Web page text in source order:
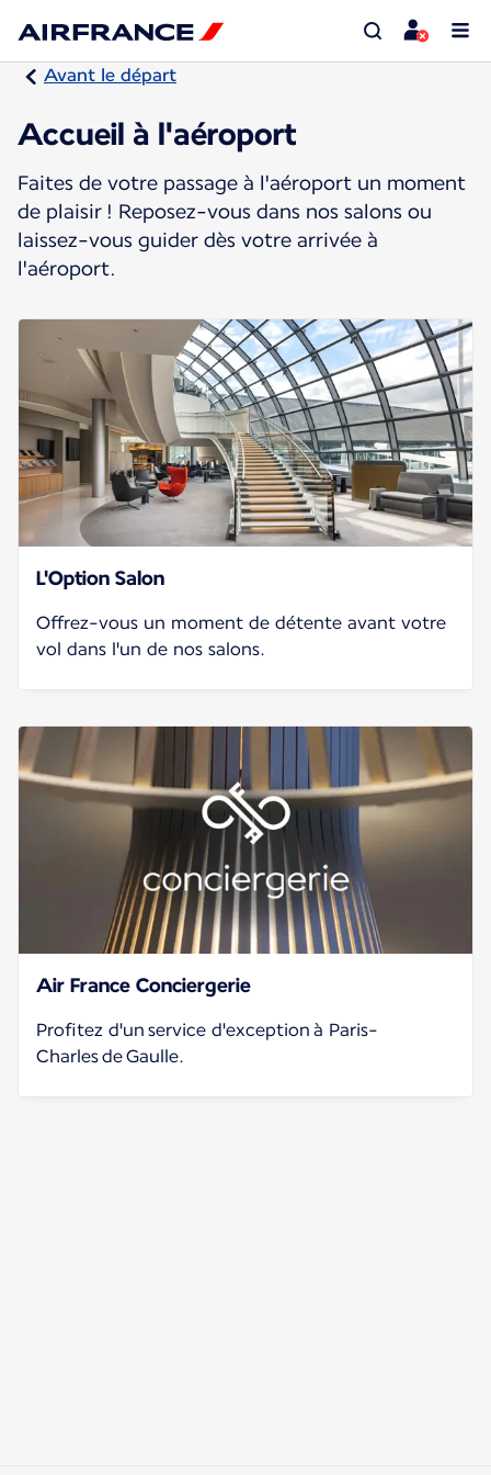
Avant le départ
Accueil à l'aéroport
Faites de votre passage à l'aéroport un moment
de plaisir ! Reposez-vous dans nos salons ou
laissez-vous guider dès votre arrivée à
l'aéroport.
L'Option Salon
Offrez-vous un moment de détente avant votre
vol dans l'un de nos salons.
Air France Conciergerie
Profitez d'un service d'exception à Paris-
Charles de Gaulle.